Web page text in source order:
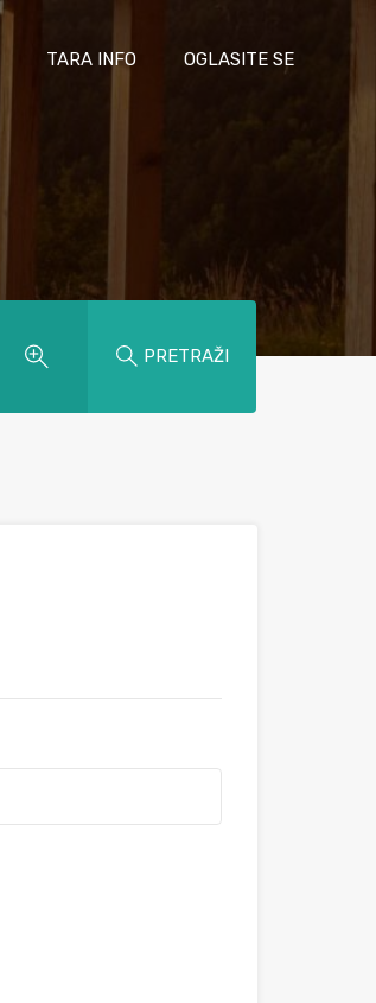
TARA INFO OGLASITE SE
PRETRAŽI